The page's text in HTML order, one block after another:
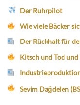
Der Ruhrpilot
Wie viele Bäcker
Der Rückhalt für
Kitsch und Tod
Sevim Dağdelen